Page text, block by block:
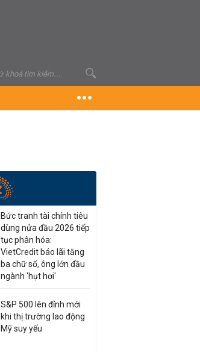
Bức tranh tài chính tiêu
dùng nửa đầu 2026 tiếp
tục phân hóa:
VietCredit báo lãi tăng
ba chữ số, ông lớn đầu
ngành 'hụt hơi'
S&P 500 lên đỉnh mới
khi thị trường lao động
Mỹ suy yếu